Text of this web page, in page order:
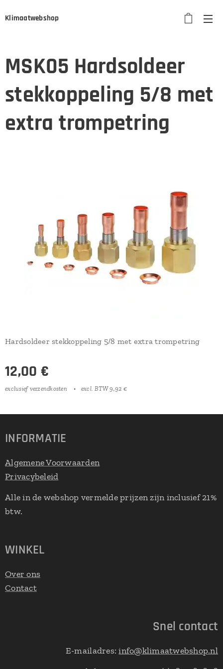
Klimaatwebshop
MSK05 Hardsoldeer
stekkoppeling 5/8 met
extra trompetring
Hardsoldeer stekkoppeling 5/8 met extra trompetring
12,00 €
exclusief verzendkosten excl. BTW 9,92 €
INFORMATIE
Algemene Voorwaarden
Privacybeleid
Alle in de webshop vermelde prijzen zijn inclusief 21%
btw.
WINKEL
Over ons
Contact
Snel contact
E-mailadres:info@klimaatwebshop.nl